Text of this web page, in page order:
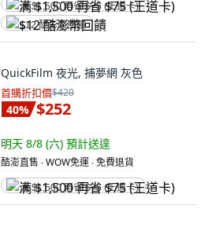
满 $1,500 再省 $75 (王道卡)
$12 酷澎幣回饋
QuickFilm 夜光, 捕夢網 灰色
首購折扣價$420
40% $252
明天 8/8 (六) 預計送達
酷澎直售 ∙ WOW免運 ∙ 免費退貨
满 $1,500 再省 $75 (王道卡)